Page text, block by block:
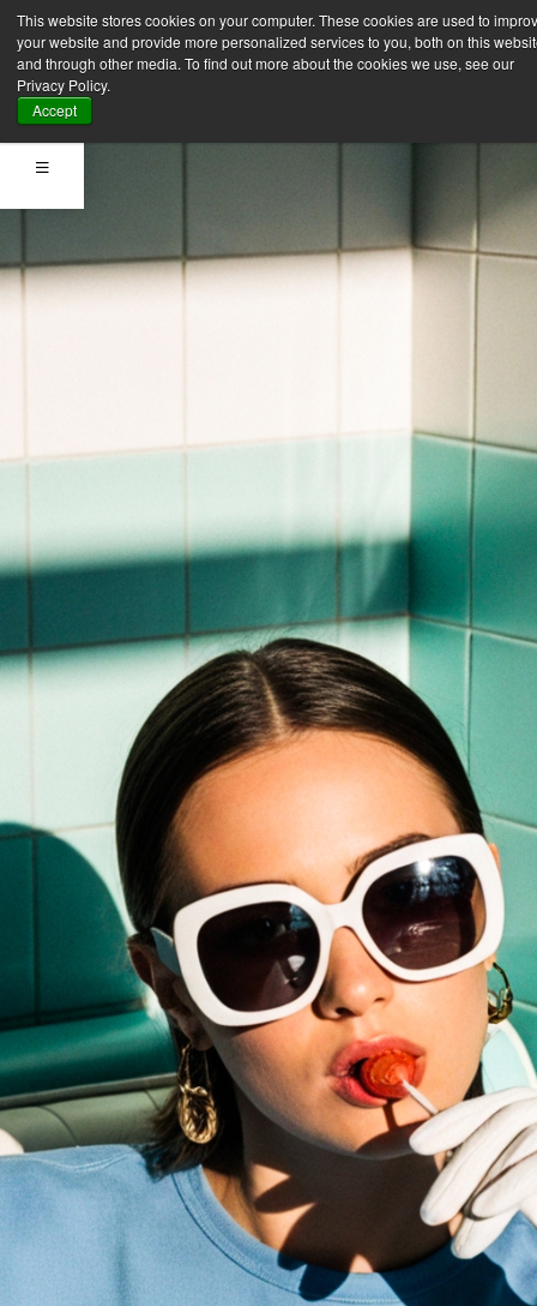
This website stores cookies on your computer. These cookies are used to
your website and provide more personalized services to you, both on this
and through other media. To find out more about the cookies we use, see our
Privacy Policy.
Accept